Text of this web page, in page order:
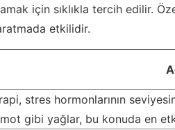
için sıklıkla tercih edilir.
etkilidir.
stres hormonlarının
gibi yağlar, bu konuda en